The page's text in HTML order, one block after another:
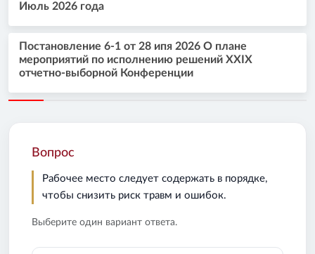
Июль 2026 года
Постановление 6-1 от 28 ипя 2026 О плане
мероприятий по исполнению решений XXIX
отчетно-выборной Конференции
Вопрос
Рабочее место следует содержать в порядке,
чтобы снизить риск травм и ошибок.
Выберите один вариант ответа.